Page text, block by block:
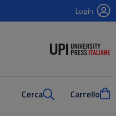
Login
Cerca Carrello